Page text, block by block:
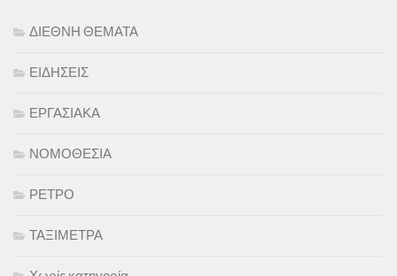
ΔΙΕΘΝΗ ΘΕΜΑΤΑ
ΕΙΔΗΣΕΙΣ
ΕΡΓΑΣΙΑΚΑ
ΝΟΜΟΘΕΣΙΑ
ΡΕΤΡΟ
ΤΑΞΙΜΕΤΡΑ